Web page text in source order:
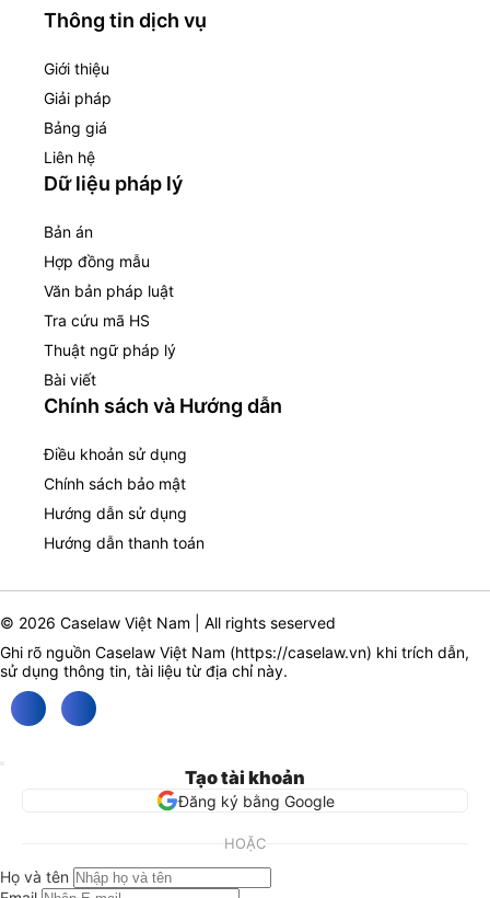
Thông tin dịch vụ
Giới thiệu
Giải pháp
Bảng giá
Liên hệ
Dữ liệu pháp lý
Bản án
Hợp đồng mẫu
Văn bản pháp luật
Tra cứu mã HS
Thuật ngữ pháp lý
Bài viết
Chính sách và Hướng dẫn
Điều khoản sử dụng
Chính sách bảo mật
Hướng dẫn sử dụng
Hướng dẫn thanh toán
© 2026 Caselaw Việt Nam | All rights seserved
Ghi rõ nguồn Caselaw Việt Nam (https://caselaw.vn) khi trích dẫn,
sử dụng thông tin, tài liệu từ địa chỉ này.
Tạo tài khoản
Đăng ký bằng Google
HOẶC
Họ và tên